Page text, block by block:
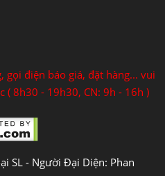
gọi điện báo giá, đặt hàng... vui
( 8h30 - 19h30, CN: 9h - 16h )
SL - Người Đại Diện: Phan